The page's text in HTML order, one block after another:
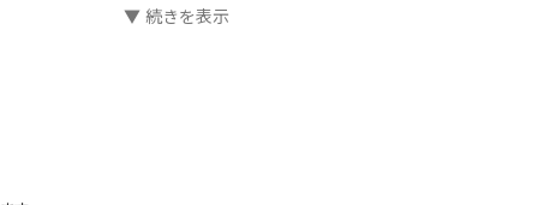
唐揚げ、ナポリタンなど）
。
▼ 続きを表示